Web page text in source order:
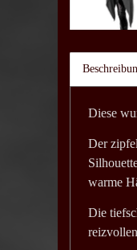
Diese
Der
warme
Die